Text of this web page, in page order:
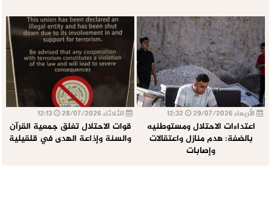
الأربعاء 29/07/2026
اعتداءات الاحتلال ومستوطنيه
بالضفة: هدم منازل واعتقالات
وإصابات
الثلاثاء 28/07/2026
قوات الاحتلال تغلق جمعية القرآن
والسنة وإذاعة الهدى في قلقيلية